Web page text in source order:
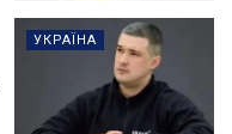
УКРАЇНА